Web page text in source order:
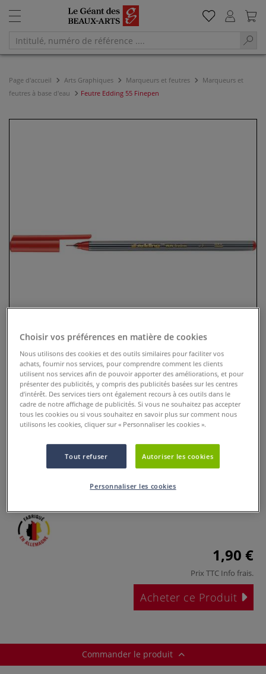
Page d'accueil Arts Graphiques Marqueurs et feutres
Marqueurs et
feutres à base d'eau
Feutre Edding 55 Finepen
Feutre Edding 55 Finepen
Permet de tracer les contours et autres lignes fines sur les
1,90 €
Prix TTC Info frais.
Acheter ce Produit
Commander le produit
Choisir vos préférences en matière de cookies
Nous utilisons des cookies et des outils similaires pour faciliter vos
achats, fournir nos services, pour comprendre comment les clients
utilisent nos services afin de pouvoir apporter des améliorations, et pour
présenter des publicités, y compris des publicités basées sur les centres
d’intérêt. Des services tiers ont également recours à ces outils dans le
cadre de notre affichage de publicités. Si vous ne souhaitez pas accepter
tous les cookies ou si vous souhaitez en savoir plus sur comment nous
utilisons les cookies, cliquer sur « Personnaliser les cookies ».
Tout refuser Autoriser les cookies
Personnaliser les cookies